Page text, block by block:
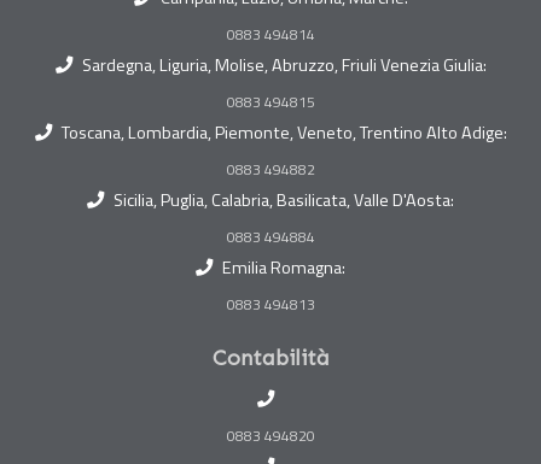
0883 494814
Sardegna, Liguria, Molise, Abruzzo, Friuli Venezia Giulia:
0883 494815
Toscana, Lombardia, Piemonte, Veneto, Trentino Alto Adige:
0883 494882
Sicilia, Puglia, Calabria, Basilicata, Valle D'Aosta:
0883 494884
Emilia Romagna:
0883 494813
Contabilità
0883 494820